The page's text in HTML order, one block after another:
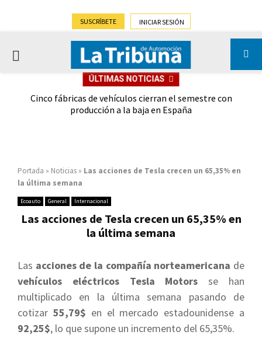
SUSCRÍBETE INICIAR SESIÓN
PRIMARY
ÚLTIMAS NOTICIAS
Cinco fábricas de vehículos cierran el semestre con
producción a la baja en España
Portada » Noticias » Las acciones de Tesla crecen un 65,35% en
la última semana
Ecoauto General Internacional
Las acciones de Tesla crecen un 65,35% en
la última semana
Las acciones de la compañía norteamericana de
vehículos eléctricos Tesla Motors se han
multiplicado en la última semana pasando de
cotizar 55,79$ en el mercado estadounidense a
92,25$, lo que supone un incremento del 65,35%.